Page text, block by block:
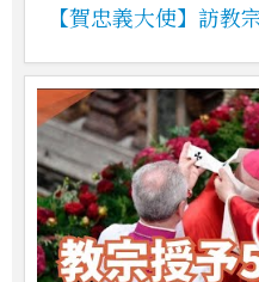
【賀忠義大使】訪教